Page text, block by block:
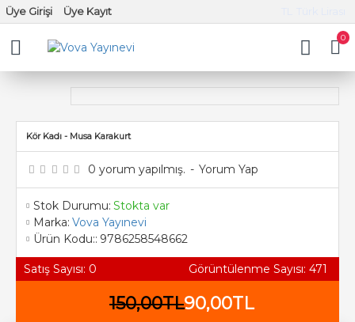
Üye Girişi Üye Kayıt
0
Kör Kadı - Musa Karakurt
Stok Durumu: Stokta var
Marka: Vova Yayınevi
Ürün Kodu:: 9786258548662
Satış Sayısı: 0 Görüntülenme Sayısı: 471
0 yorum yapılmış. - Yorum Yap
90,00TL
150,00TL